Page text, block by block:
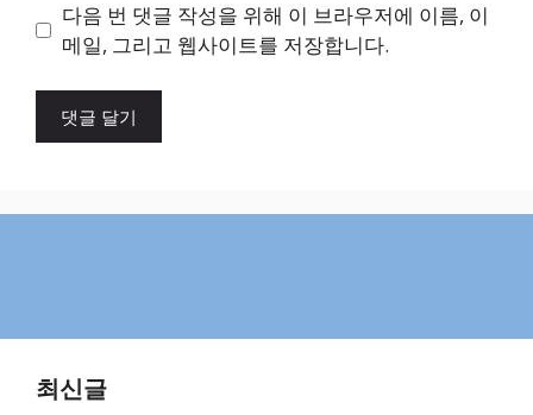
트
다음 번 댓글 작성을 위해 이 브라우저에 이름, 이
메일, 그리고 웹사이트를 저장합니다.
최신글